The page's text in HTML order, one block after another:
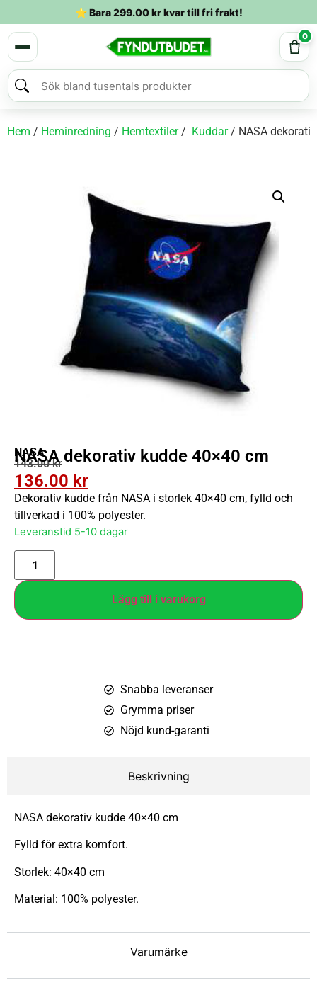
⭐ Bara299.00krkvar till fri frakt!
0
Hem / Heminredning / Hemtextiler/ Kuddar/ NASA
NASA
NASA dekorativ kudde 40×40 cm
143.00kr
136.00 kr
Dekorativ kudde från NASA i storlek 40×40 cm, fylld och
tillverkad i 100% polyester.
Leveranstid 5-10 dagar
Lägg till i varukorg
Snabba leveranser
Grymma priser
Nöjd kund-garanti
Beskrivning
Varumärke
NASA dekorativ kudde 40×40 cm
Fylld för extra komfort.
Storlek: 40×40 cm
Material: 100% polyester.